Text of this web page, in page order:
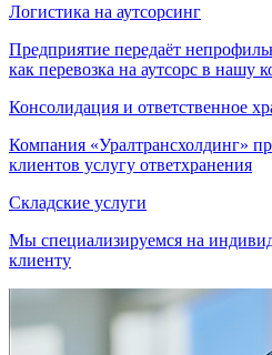
Логистика на аутсорсинг
Предприятие передаёт
как перевозка на аутсорс в нашу
Консолидация и ответственное
Компания «Уралтрансхолдинг»
клиентов услугу ответхранения
Складские услуги
Мы специализируемся на
клиенту